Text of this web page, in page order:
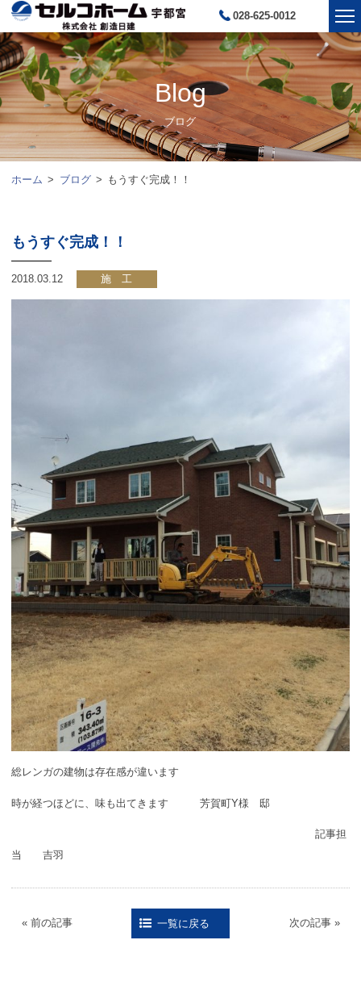
028-625-0012
Blog
ブログ
ホーム ブログ もうすぐ完成！！
もうすぐ完成！！
2018.03.12 施 工
総レンガの建物は存在感が違います
時が経つほどに、味も出てきます 芳賀町Y様 邸
記事担
当 吉羽
« 前の記事 一覧に戻る 次の記事 »